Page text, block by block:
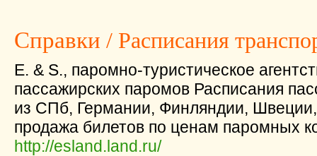
Справки / Расписания
E. & S., паромно-туристическое
пассажирских паромов Расписания
из СПб, Германии, Финляндии,
продажа билетов по ценам паромных
http://esland.land.ru/